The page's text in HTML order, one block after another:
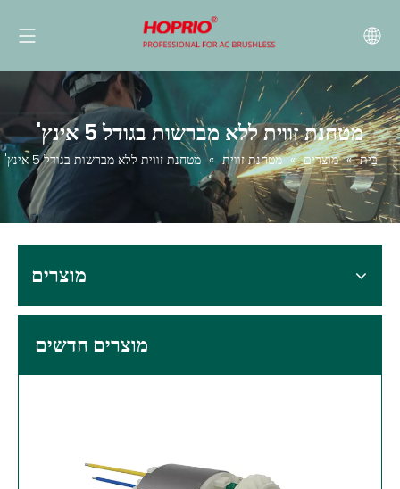
מטחנת זווית ללא מברשות בגודל 5 אינץ'
בַּיִת » מוצרים » מטחנת זווית » מטחנת זווית ללא מברשות בגודל 5 אינץ'
מוצרים
מוצרים חדשים